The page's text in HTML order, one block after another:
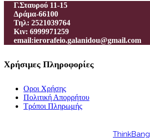
Γ.Σταυρού 11-15
Δράμα-66100
Τηλ: 2521039764
Κιν: 6999971259
email:ierorafeio.galanidou@gmail.com
Χρήσιμες Πληροφορίες
Οροι Χρήσης
Πολιτική Απορρήτου
Τρόποι Πληρωμής
ThinkBang